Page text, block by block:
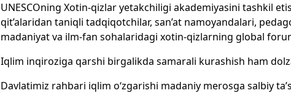
UNESCOning Xotin-qizlar yetakchiligi akademiyasini tashkil
qit’alaridan taniqli tadqiqotchilar, san’at namoyandalari,
madaniyat va ilm-fan sohalaridagi xotin-qizlarning global
Iqlim inqiroziga qarshi birgalikda samarali kurashish ham
Davlatimiz rahbari iqlim o‘zgarishi madaniy merosga salbiy